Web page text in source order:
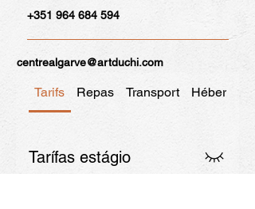
+351 964 684 594
centrealgarve@artduchi.com
Tarifs Repas Transport
Tarífas estágio